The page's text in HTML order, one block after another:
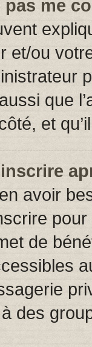
me
et/ou
que
et
avoir
de
des